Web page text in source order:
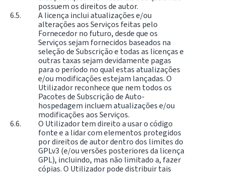
possuem os direitos de autor.
A licença inclui atualizações e/ou
alterações aos Serviços feitas pelo
Fornecedor no futuro, desde que os
Serviços sejam fornecidos baseados na
seleção de Subscrição e todas as licenças e
outras taxas sejam devidamente pagas
para o período no qual estas atualizações
e/ou modificações estejam lançadas. O
Utilizador reconhece que nem todos os
Pacotes de Subscrição de Auto-
hospedagem incluem atualizações e/ou
modificações aos Serviços.
O Utilizador tem direito a usar o código
fonte e a lidar com elementos protegidos
por direitos de autor dentro dos limites do
GPLv3 (e/ou versões posteriores da licença
GPL), incluindo, mas não limitado a, fazer
cópias. O Utilizador pode distribuir tais